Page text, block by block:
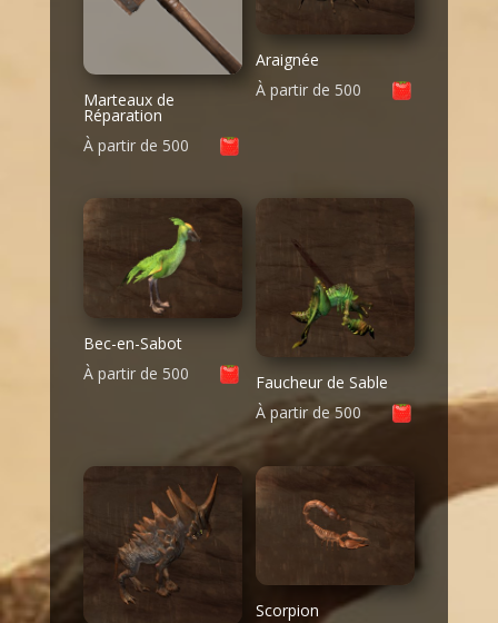
Marteaux de
Réparation
À partir de 500
Araignée
À partir de 500
Bec-en-Sabot
À partir de 500
Faucheur de Sable
À partir de 500
Scorpion